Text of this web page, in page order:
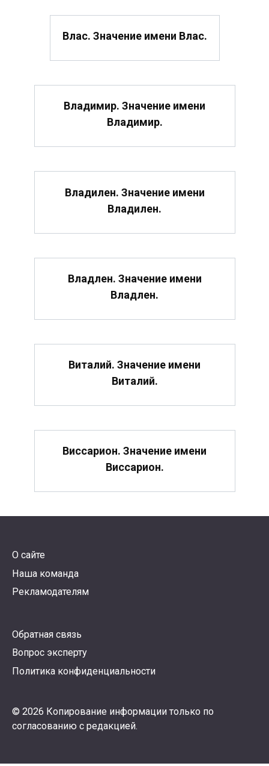
Влас. Значение имени Влас.
Владимир. Значение имени
Владимир.
Владилен. Значение имени
Владилен.
Владлен. Значение имени
Владлен.
Виталий. Значение имени
Виталий.
Виссарион. Значение имени
Виссарион.
О сайте
Наша команда
Рекламодателям
Обратная связь
Вопрос эксперту
Политика конфиденциальности
© 2026 Копирование информации только по
согласованию с редакцией.